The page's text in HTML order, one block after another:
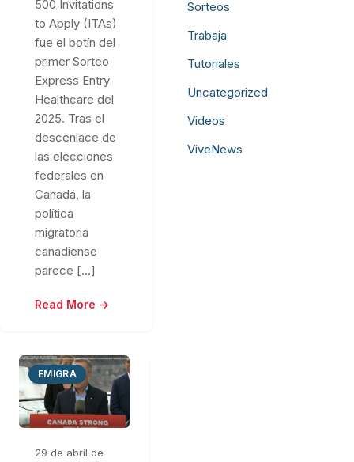
500 Invitations
to Apply (ITAs)
fue el botín del
primer Sorteo
Express Entry
Healthcare del
2025. Tras el
descenlace de
las elecciones
federales en
Canadá, la
política
migratoria
canadiense
parece […]
Read More →
EMIGRA
29 de abril de
Sorteos
Trabaja
Tutoriales
Uncategorized
Videos
ViveNews